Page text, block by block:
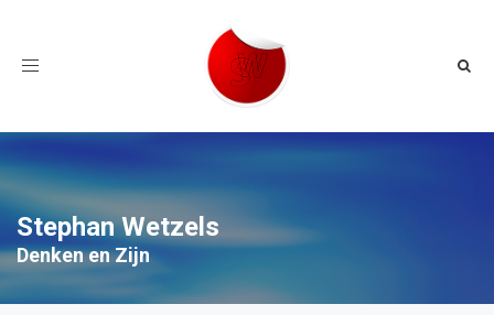
Toggle
Stephan Wetzels
Denken en Zijn